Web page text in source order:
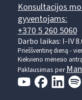
Konsultacijos
gyventojams:
+370 5 260 5060
Darbo laikas: I-IV
Prieššventinę dieną -
Kiekvieno mėnesio
Paklausimas per